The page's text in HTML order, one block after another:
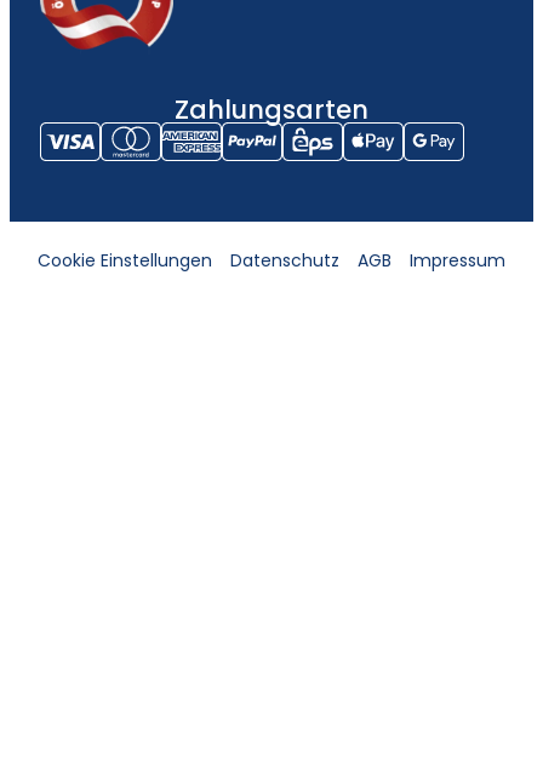
Zahlungsarten
Cookie Einstellungen Datenschutz AGB Impressum